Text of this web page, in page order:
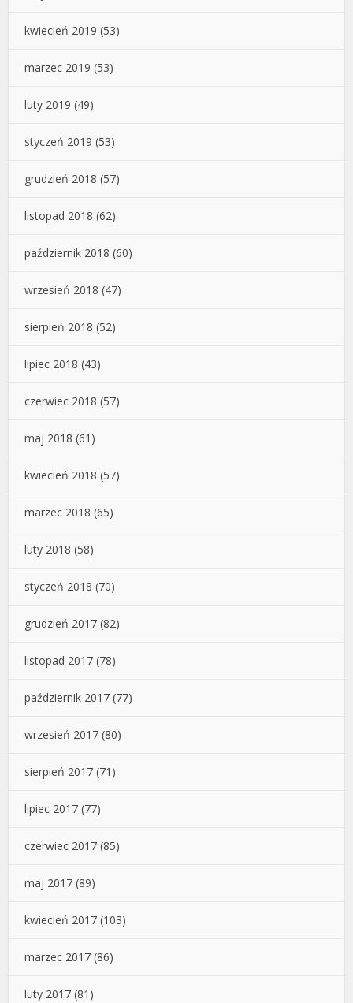
kwiecień 2019 (53)
marzec 2019 (53)
luty 2019 (49)
styczeń 2019 (53)
grudzień 2018 (57)
listopad 2018 (62)
październik 2018 (60)
wrzesień 2018 (47)
sierpień 2018 (52)
lipiec 2018 (43)
czerwiec 2018 (57)
maj 2018 (61)
kwiecień 2018 (57)
marzec 2018 (65)
luty 2018 (58)
styczeń 2018 (70)
grudzień 2017 (82)
listopad 2017 (78)
październik 2017 (77)
wrzesień 2017 (80)
sierpień 2017 (71)
lipiec 2017 (77)
czerwiec 2017 (85)
maj 2017 (89)
kwiecień 2017 (103)
marzec 2017 (86)
luty 2017 (81)